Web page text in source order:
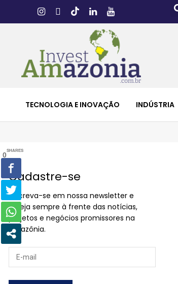
TECNOLOGIA E INOVAÇÃO INDÚSTRIA
Cadastre-se
Inscreva-se em nossa newsletter e
esteja sempre à frente das notícias,
projetos e negócios promissores na
Amazônia.
0
SHARES